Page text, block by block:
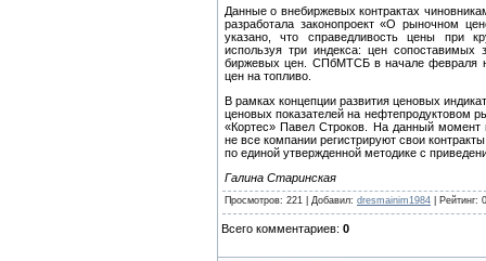
Данные о внебиржевых контрактах
разработала законопроект «О рыночном
указано, что справедливость цены при
используя три индекса: цен сопоставимых
биржевых цен. СПбМТСБ в начале февраля
цен на топливо.
В рамках концепции развития ценовых
ценовых показателей на нефтепродуктовом
«Кортес» Павел Строков. На данный
не все компании регистрируют свои
по единой утвержденной методике с
Галина Старинская
Просмотров: 221 Добавил: dresmainim1984 Рейтинг:
Всего комментариев: 0